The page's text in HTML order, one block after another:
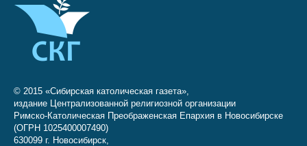
© 2015 «Сибирская католическая газета»,
издание Централизованной религиозной организации
Римско-Католическая Преображенская Епархия в Новосибирске
(ОГРН 1025400007490)
630099 г. Новосибирск,